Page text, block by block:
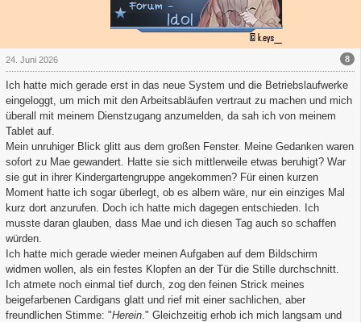
8
24. Juni 2026
Ich hatte mich gerade erst in das neue System und die Betriebslaufwerke
eingeloggt, um mich mit den Arbeitsabläufen vertraut zu machen und mich
überall mit meinem Dienstzugang anzumelden, da sah ich von meinem
Tablet auf.
Mein unruhiger Blick glitt aus dem großen Fenster. Meine Gedanken waren
sofort zu Mae gewandert. Hatte sie sich mittlerweile etwas beruhigt? War
sie gut in ihrer Kindergartengruppe angekommen? Für einen kurzen
Moment hatte ich sogar überlegt, ob es albern wäre, nur ein einziges Mal
kurz dort anzurufen. Doch ich hatte mich dagegen entschieden. Ich
musste daran glauben, dass Mae und ich diesen Tag auch so schaffen
würden.
Ich hatte mich gerade wieder meinen Aufgaben auf dem Bildschirm
widmen wollen, als ein festes Klopfen an der Tür die Stille durchschnitt.
Ich atmete noch einmal tief durch, zog den feinen Strick meines
beigefarbenen Cardigans glatt und rief mit einer sachlichen, aber
freundlichen Stimme: "Herein ." Gleichzeitig erhob ich mich langsam und